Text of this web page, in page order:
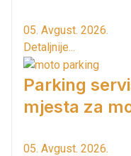
05. Avgust. 2026.
Detaljnije...
Parking
mjesta za
05. Avgust. 2026.